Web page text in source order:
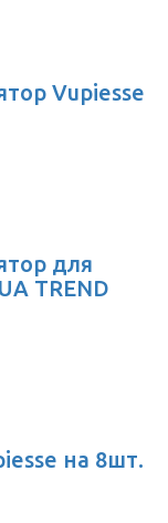
Vupiesse
для
TREND
на 8шт.